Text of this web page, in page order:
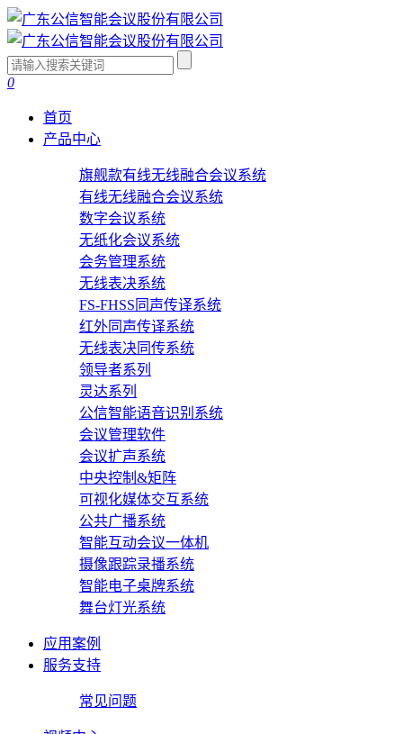
0
首页
产品中心
旗舰款有线无线融合会议系统
有线无线融合会议系统
数字会议系统
无纸化会议系统
会务管理系统
无线表决系统
FS-FHSS同声传译系统
红外同声传译系统
无线表决同传系统
领导者系列
灵达系列
公信智能语音识别系统
会议管理软件
会议扩声系统
中央控制&矩阵
可视化媒体交互系统
公共广播系统
智能互动会议一体机
摄像跟踪录播系统
智能电子桌牌系统
舞台灯光系统
应用案例
服务支持
常见问题